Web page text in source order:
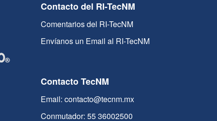
Contacto del RI-TecNM
Comentarios del RI-TecNM
Envíanos un Email al RI-TecNM
Contacto TecNM
Email: contacto@tecnm.mx
Conmutador: 55 36002500